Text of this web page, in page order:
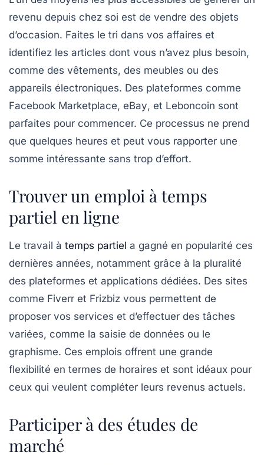
revenu depuis chez soi est de vendre des objets
d’occasion. Faites le tri dans vos affaires et
identifiez les articles dont vous n’avez plus besoin,
comme des vêtements, des meubles ou des
appareils électroniques. Des plateformes comme
Facebook Marketplace, eBay, et Leboncoin sont
parfaites pour commencer. Ce processus ne prend
que quelques heures et peut vous rapporter une
somme intéressante sans trop d’effort.
Trouver un emploi à temps
partiel en ligne
Le travail à temps partiel a gagné en popularité ces
dernières années, notamment grâce à la pluralité
des plateformes et applications dédiées. Des sites
comme Fiverr et Frizbiz vous permettent de
proposer vos services et d’effectuer des tâches
variées, comme la saisie de données ou le
graphisme. Ces emplois offrent une grande
flexibilité en termes de horaires et sont idéaux pour
ceux qui veulent compléter leurs revenus actuels.
Participer à des études de
marché